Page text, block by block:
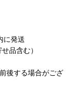
に発送
品含む）
後する場合がござ